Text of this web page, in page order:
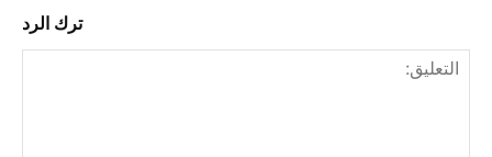
ترك الرد